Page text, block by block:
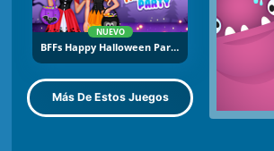
NUEVO
BFFs Happy Halloween Party
Más De Estos Juegos